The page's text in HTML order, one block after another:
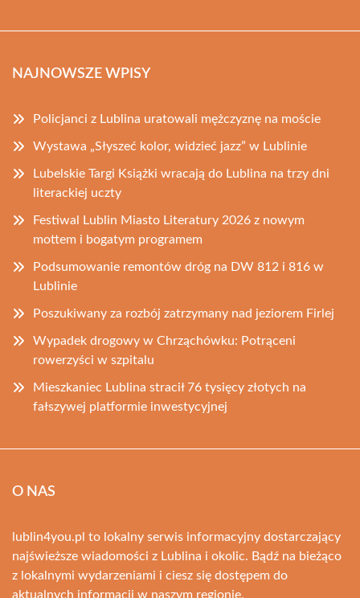
NAJNOWSZE WPISY
Policjanci z Lublina uratowali mężczyznę na moście
Wystawa „Słyszeć kolor, widzieć jazz” w Lublinie
Lubelskie Targi Książki wracają do Lublina na trzy dni
literackiej uczty
Festiwal Lublin Miasto Literatury 2026 z nowym
mottem i bogatym programem
Podsumowanie remontów dróg na DW 812 i 816 w
Lublinie
Poszukiwany za rozbój zatrzymany nad jeziorem Firlej
Wypadek drogowy w Chrząchówku: Potrąceni
rowerzyści w szpitalu
Mieszkaniec Lublina stracił 76 tysięcy złotych na
fałszywej platformie inwestycyjnej
O NAS
lublin4you.pl to lokalny serwis informacyjny dostarczający
najświeższe wiadomości z Lublina i okolic. Bądź na bieżąco
z lokalnymi wydarzeniami i ciesz się dostępem do
aktualnych informacji w naszym regionie.